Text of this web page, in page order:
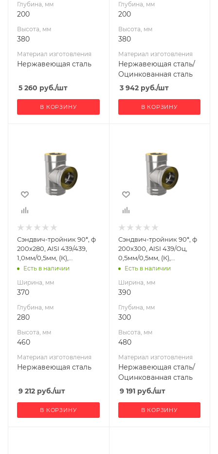
Глубина, мм
200
Высота, мм
380
Материал изготовления
Нержавеющая сталь
5 260 руб./шт
В КОРЗИНУ
Глубина, мм
200
Высота, мм
380
Материал изготовления
Нержавеющая сталь/
Оцинкованная сталь
3 942руб./шт
В КОРЗИНУ
Глубина, мм
Высота, мм
460
Материал
Нержавеющая
сталь
Производитель
УМК
Сэндвич-тройник 90*, ф
200х280, AISI 439/439,
1,0мм/0,5мм, (К),
h=460мм
Есть в наличии
Ширина, мм
370
Глубина, мм
280
Высота, мм
460
Материал изготовления
Нержавеющая сталь
9 212 руб./шт
В КОРЗИНУ
Глубина, мм
Высота, мм
480
Материал
Нержавеющая
сталь/
Оцинкованная
сталь
УМК
Сэндвич-тройник 90*, ф
200х300, AISI 439/Оц,
0,5мм/0,5мм, (К),
h=480мм
Есть в наличии
Ширина, мм
390
Глубина, мм
300
Высота, мм
480
Материал изготовления
Нержавеющая сталь/
Оцинкованная сталь
9 191руб./шт
В КОРЗИНУ